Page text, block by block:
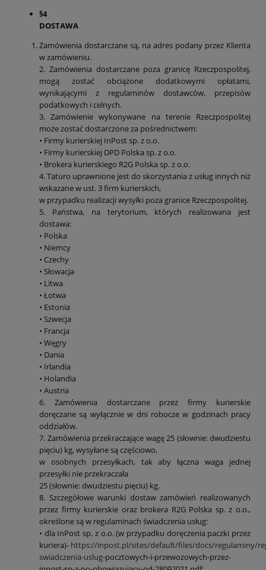
§4
DOSTAWA
Zamówienia dostarczane są, na adres podany przez Klienta
w zamówieniu.
2. Zamówienia dostarczane poza granicę Rzeczpospolitej,
mogą zostać obciążone dodatkowymi opłatami,
wynikającymi z regulaminów dostawców, przepisów
podatkowych i celnych.
3. Zamówienie wykonywane na terenie Rzeczpospolitej
może zostać dostarczone za pośrednictwem:
• Firmy kurierskiej InPost sp. z o.o.
• Firmy kurierskiej DPD Polska sp. z o.o.
• Brokera kurierskiego R2G Polska sp. z o.o.
4. Taturo uprawnione jest do skorzystania z usług innych niż
wskazane w ust. 3 firm kurierskich,
w przypadku realizacji wysyłki poza granice Rzeczpospolitej.
5. Państwa, na terytorium, których realizowana jest
dostawa:
• Polska
• Niemcy
• Czechy
• Słowacja
• Litwa
• Łotwa
• Estonia
• Szwecja
• Francja
• Węgry
• Dania
• Irlandia
• Holandia
• Austria
6. Zamówienia dostarczane przez firmy kurierskie
doręczane są wyłącznie w dni robocze w godzinach pracy
oddziałów.
7. Zamówienia przekraczające wagę 25 (słownie: dwudziestu
pięciu) kg, wysyłane są częściowo,
w osobnych przesyłkach, tak aby łączna waga jednej
przesyłki nie przekraczała
25 (słownie: dwudziestu pięciu) kg.
8. Szczegółowe warunki dostaw zamówień realizowanych
przez firmy kurierskie oraz brokera R2G Polska sp. z o.o.,
określone są w regulaminach świadczenia usług:
• dla InPost sp. z o.o. (w przypadku doręczenia paczki przez
kuriera)- https://inpost.pl/sites/default/files/docs/regulaminy/
swiadczenia-uslug-pocztowych-i-przewozowych-przez-